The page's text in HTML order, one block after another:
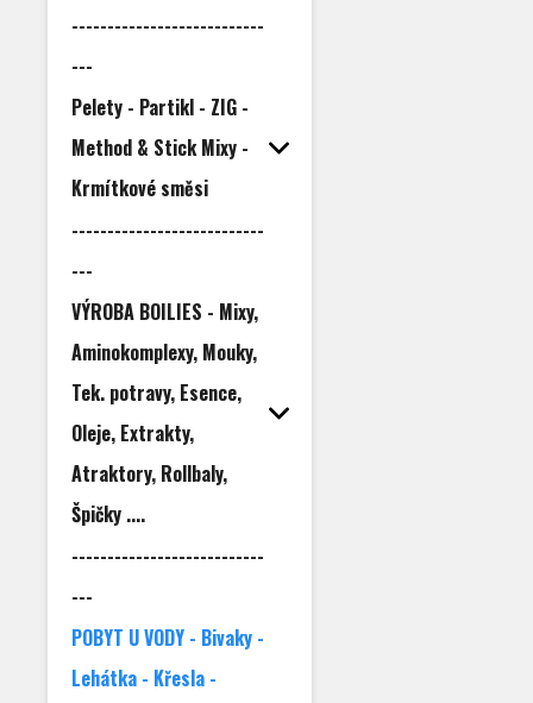
---------------------------
---
Pelety - Partikl - ZIG -
Method & Stick Mixy -
Krmítkové směsi
---------------------------
---
VÝROBA BOILIES - Mixy,
Aminokomplexy, Mouky,
Tek. potravy, Esence,
Oleje, Extrakty,
Atraktory, Rollbaly,
Špičky ....
---------------------------
---
POBYT U VODY - Bivaky -
Lehátka - Křesla -